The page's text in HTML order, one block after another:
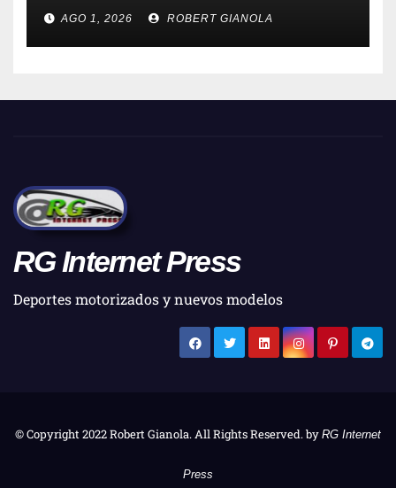
AGO 1, 2026 ROBERT GIANOLA
RG Internet Press
Deportes motorizados y nuevos modelos
© Copyright 2022 Robert Gianola. All Rights Reserved. by RG Internet
Press